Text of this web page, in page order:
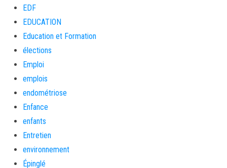
EDF
EDUCATION
Education et Formation
élections
Emploi
emplois
endométriose
Enfance
enfants
Entretien
environnement
Épinglé